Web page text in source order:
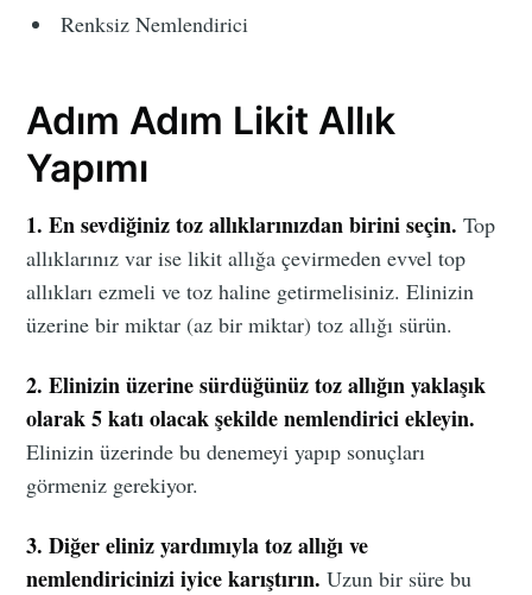
Renksiz Nemlendirici
Adım Adım Likit Allık
Yapımı
1. En sevdiğiniz toz allıklarınızdan birini seçin. Top
allıklarınız var ise likit allığa çevirmeden evvel top
allıkları ezmeli ve toz haline getirmelisiniz. Elinizin
üzerine bir miktar (az bir miktar) toz allığı sürün.
2. Elinizin üzerine sürdüğünüz toz allığın yaklaşık
olarak 5 katı olacak şekilde nemlendirici ekleyin.
Elinizin üzerinde bu denemeyi yapıp sonuçları
görmeniz gerekiyor.
3. Diğer eliniz yardımıyla toz allığı ve
nemlendiricinizi iyice karıştırın. Uzun bir süre bu